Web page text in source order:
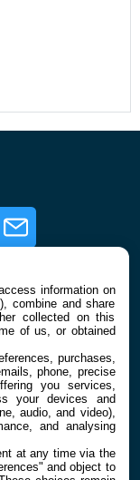
Newsletter
information on
combine and share
collected on this
of us, or obtained
purchases,
phone, precise
you services,
your devices and
audio, and video),
and analysing
at any time via the
and object to